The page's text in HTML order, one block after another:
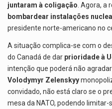
juntaram à coligação . Agora,
bombardear instalações
presidente norte-americano no
A situação complica-se com o
do Canadá de dar prioridade à
intenção que poderá não
Volodymyr Zelenskyy
convidado, não está claro se o
mesa da NATO, podendo